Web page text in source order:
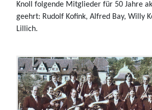
Knoll folgende Mitglieder für 50 Jahre
geehrt: Rudolf Kofink, Alfred Bay, Willy
Lillich.